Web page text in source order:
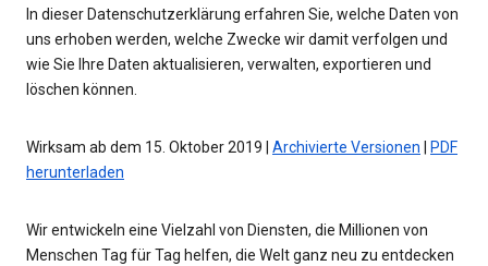
In dieser Datenschutzerklärung erfahren Sie, welche Daten von
uns erhoben werden, welche Zwecke wir damit verfolgen und
wie Sie Ihre Daten aktualisieren, verwalten, exportieren und
löschen können.
Wirksam ab dem 15. Oktober 2019 | Archivierte Versionen
PDF
herunterladen
Wir entwickeln eine Vielzahl von Diensten, die Millionen von
Menschen Tag für Tag helfen, die Welt ganz neu zu entdecken